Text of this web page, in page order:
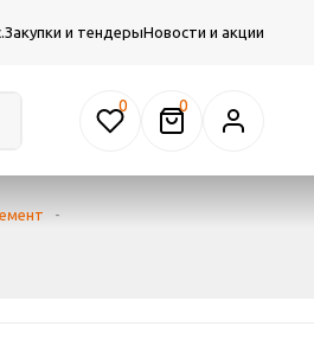
и тендерыНовости и акции
0
-